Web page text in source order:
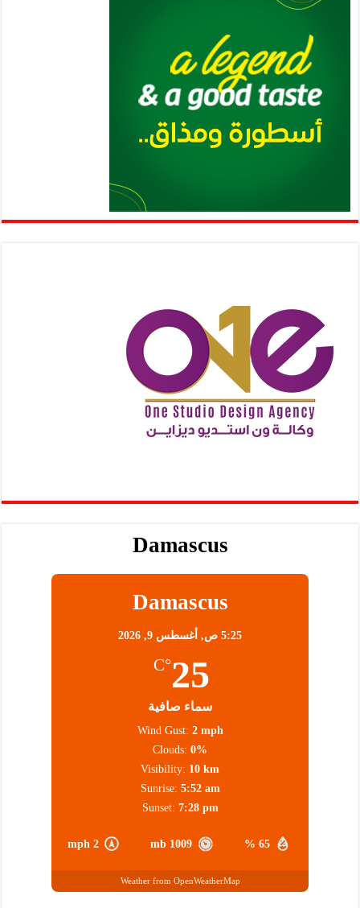
Damascus
Damascus
5:25 ص, أغسطس 9, 2026
25
°C
سماء صافية
65 %
1009 mb
2 mph
Wind Gust: 2 mph
Clouds: 0%
Visibility: 10 km
Sunrise: 5:52 am
Sunset: 7:28 pm
Weather from OpenWeatherMap